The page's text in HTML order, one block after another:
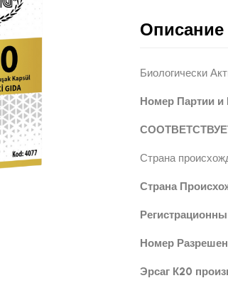
Описание
Биологически
Номер Партии и
Страна
Страна
Номер
Эрсаг К20